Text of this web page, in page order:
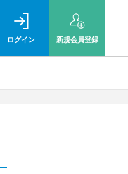
ログイン 新規会員登録